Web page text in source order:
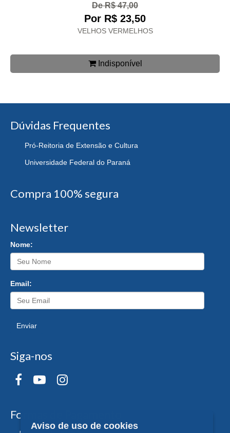
De R$ 47,00
Por R$ 23,50
VELHOS VERMELHOS
Indisponível
Dúvidas Frequentes
Pró-Reitoria de Extensão e Cultura
Universidade Federal do Paraná
Compra 100% segura
Newsletter
Nome:
Email:
Enviar
Siga-nos
Formas de Pagamento
Aviso de uso de cookies